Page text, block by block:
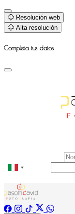
Resolución web
Alta resolución
Completa tus datos